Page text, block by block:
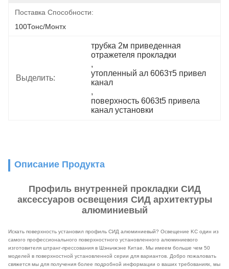
Поставка Способности:
100Тонс/Монтх
Выделить:
трубка 2м приведенная
отражетеля прокладки
,
утопленный ал 6063т5 привел
канал
,
поверхность 6063t5 привела
канал установки
Описание Продукта
Профиль внутренней прокладки СИД
аксессуаров освещения СИД архитектуры
алюминиевый
Искать поверхность установил профиль СИД алюминиевый? Освещение KC один из
самого профессионального поверхностного установленного алюминиевого
изготовителя штранг-прессования в Шэньчжэне Китае. Мы имеем больше чем 50
моделей в поверхностной установленной серии для вариантов. Добро пожаловать
свяжется мы для получения более подробной информации о ваших требованиях, мы